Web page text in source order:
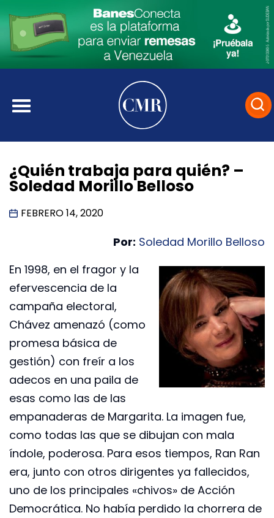
¿Quién trabaja para quién? –
Soledad Morillo Belloso
FEBRERO 14, 2020
Por: Soledad Morillo Belloso
En 1998, en el fragor y la
efervescencia de la
campaña electoral,
Chávez amenazó (como
promesa básica de
gestión) con freír a los
adecos en una paila de
esas como las de las
empanaderas de Margarita. La imagen fue,
como todas las que se dibujan con mala
índole, poderosa. Para esos tiempos, Ran Ran
era, junto con otros dirigentes ya fallecidos,
uno de los principales «chivos» de Acción
Democrática. No había perdido la chorrera de